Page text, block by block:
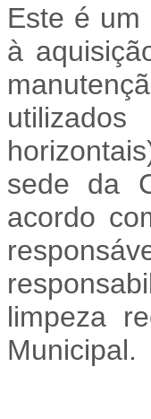
Este é um
à
sede da
acordo
limpeza
Municipal.